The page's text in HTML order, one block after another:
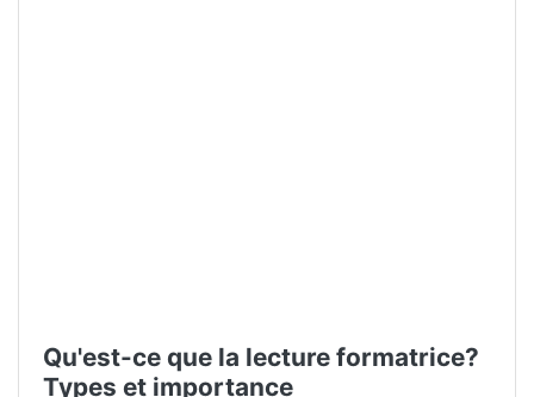
Qu'est-ce que la lecture formatrice?
Types et importance